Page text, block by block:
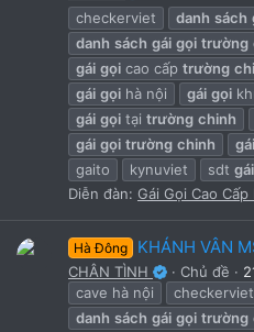
t
a
r
(
s
)
checkerviet
danh sách
danh sách gái gọi trường
gái gọi cao cấp trường
gái gọi hà nội gái gọi
gái gọi tại trường chinh
gái gọi trường chinh gái
gaito
kynuviet sdt gái
Diễn đàn: Gái Gọi Cao Cấp
Hà Đông KHÁNH VÂN
CHÂN TÌNH Chủ đề
cave hà nội
checkerviet
danh sách gái gọi trường